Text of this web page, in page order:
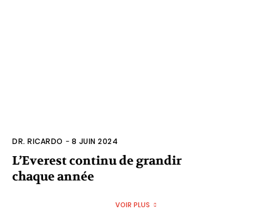
DR. RICARDO - 8 JUIN 2024
L’Everest continu de grandir
chaque année
VOIR PLUS